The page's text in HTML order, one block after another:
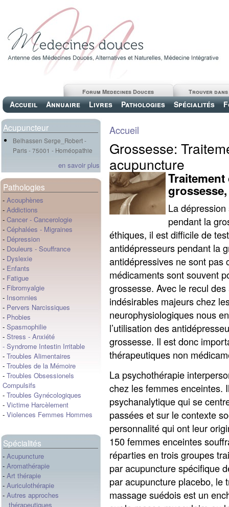
Accueil Annuaire Livres Pathologies Spécialités
Trouver
Forum Medecines Douces
Acupuncteur
Belhassen Serge_Robert -
Paris - 75001 - Homéopathie
en savoir plus
Pathologies
- Acouphènes
- Addictions
- Cancer - Cancerologie
- Céphalées - Migraines
- Dépression
- Douleurs - Souffrance
- Dyslexie
- Enfants
- Fatigue
- Fibromyalgie
- Insomnies
- Pervers Narcissiques
- Phobies
- Spasmophilie
- Stress - Anxiété
- Syndrome Intestin Irritable
- Troubles Alimentaires
- Troubles de la Mémoire
- Troubles Obsessionels
Compulsifs
- Troubles Gynécologiques
- Victime Harcèlement
- Violences Femmes Hommes
Spécialités
- Acupuncture
- Aromathérapie
- Art thérapie
- Auriculothérapie
- Autres approches
thérapeutiques
Accueil
Grossesse:
acupuncture
La
pendant la
éthiques, il est difficile de
antidépresseurs pendant la
antidépressives ne sont pas
médicaments sont souvent
grossesse. Avec le recul des
indésirables majeurs chez
neurophysiologiques nous
l’utilisation des
grossesse. Il est donc
thérapeutiques non
La psychothérapie
chez les femmes enceintes.
psychanalytique qui se
passées et sur le contexte
personnalité qui ont leur
150 femmes enceintes
réparties en trois groupes
par acupuncture spécifique
par acupuncture placebo, le
massage suédois est un